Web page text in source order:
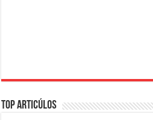
Top Articúlos